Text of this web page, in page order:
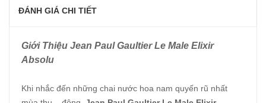
ĐÁNH GIÁ CHI TIẾT
Giới Thiệu Jean Paul Gaultier Le Male Elixir
Absolu
Khi nhắc đến những chai nước hoa nam quyến rũ nhất